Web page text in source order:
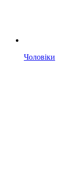
Чоловіки